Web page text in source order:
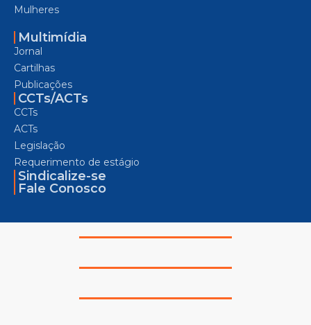
Mulheres
Multimídia
Jornal
Cartilhas
Publicações
CCTs/ACTs
CCTs
ACTs
Legislação
Requerimento de estágio
Sindicalize-se
Fale Conosco